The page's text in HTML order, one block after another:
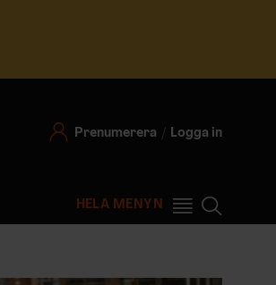
Prenumerera Logga in
HELA MENYN